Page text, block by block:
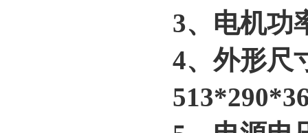
3、电机功
4、外形尺